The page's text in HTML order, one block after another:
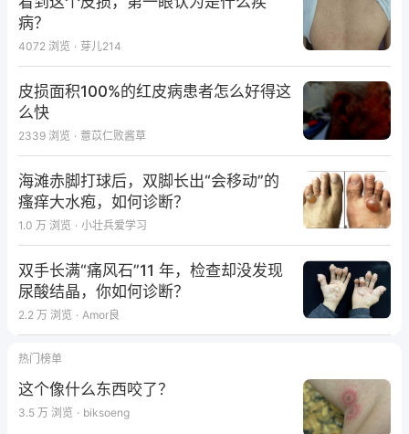
病例讨论
病理已完善，结果还没回报。做活检过程中可以剥离出
特别韧的球状肿物，考虑诊断？
病？
4072 浏览 · 芽儿214
皮损面积100%的红皮病患者怎么好得这
么快
2339 浏览 · 薏苡仁败酱草
海滩赤脚打球后，双脚长出“会移动”的
瘙痒大水疱，如何诊断？
1.0 万 浏览 · 小壮兵爱学习
双手长满“痛风石”11 年，检查却没发现
尿酸结晶，你如何诊断？
2.2 万 浏览 · Amor良
热门榜单
这个像什么东西咬了？
3.5 万 浏览 · biksoeng